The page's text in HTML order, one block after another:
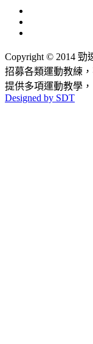
Copyright © 2014 勁
招募各類運動教練
提供多項運動教學
Designed by SDT